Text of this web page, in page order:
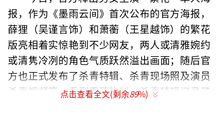
报，作为《墨雨云间》首次公布的官方海报，
薛狸（吴谨言饰）和萧蘅（王星越饰）的繁花
版亮相着实惊艳到不少网友，两人或清雅婉约
或清隽冷冽的角色气质跃然溢出画面；随后官
方也正式发布了杀青特辑、杀青现场照及演员
杀青视频等一系列重磅物料。杀青特辑记录了
点击查看全文(剩余89%)